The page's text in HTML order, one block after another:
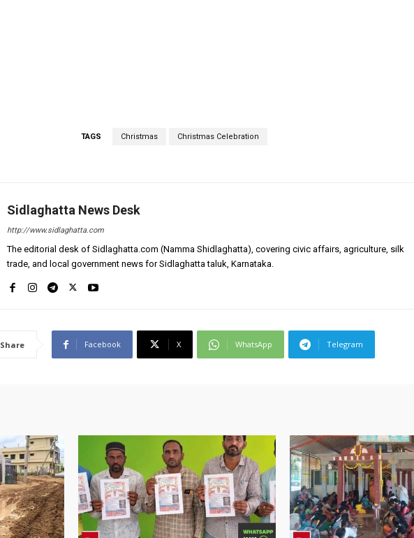
TAGS Christmas Christmas Celebration
Sidlaghatta News Desk
http://www.sidlaghatta.com
The editorial desk of Sidlaghatta.com (Namma Shidlaghatta), covering civic affairs, agriculture, silk
trade, and local government news for Sidlaghatta taluk, Karnataka.
Share Facebook X WhatsApp Telegram